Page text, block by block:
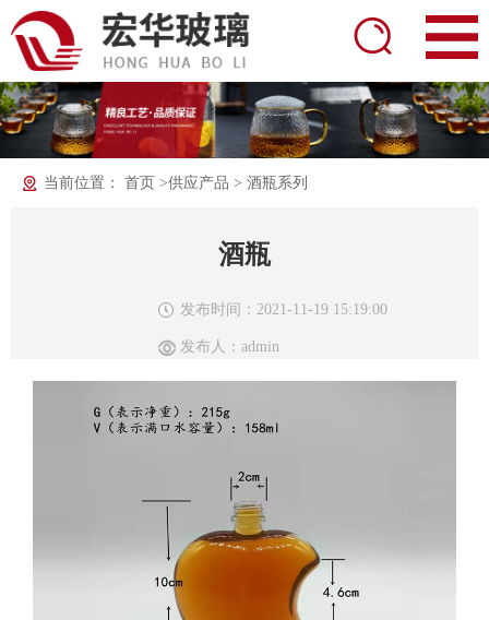
当前位置： 首页 >供应产品 > 酒瓶系列
酒瓶
发布时间：2021-11-19 15:19:00
发布人：admin